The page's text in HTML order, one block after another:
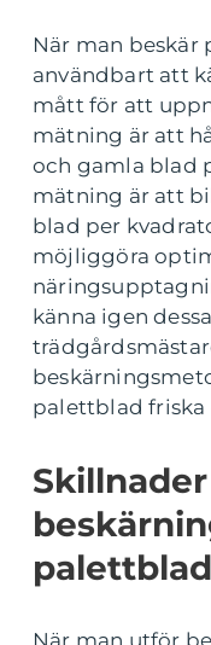
När man beskär
användbart att
mått för att
mätning är att
och gamla blad
mätning är att
blad per
möjliggöra
känna igen
palettblad friska
palettblad
När man utför